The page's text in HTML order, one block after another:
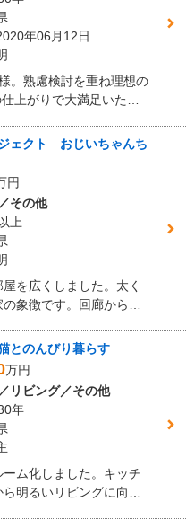
年06月12日
。熟慮検討を重ね理想の
上がりで大満足いただ
ェクト おじいちゃんち
円
その他
上
を広くしました。太く
象徴です。回廊から滑
とのんびり暮らす
万円
リビング／その他
年
ム化しました。キッチ
明るいリビングに向く